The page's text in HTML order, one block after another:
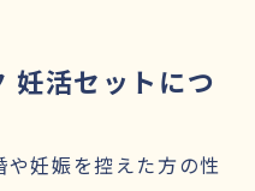
妊活セットにつ
妊娠を控えた方の性